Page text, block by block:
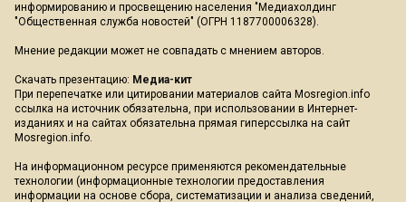
информированию и просвещению населения "Медиахолдинг
"Общественная служба новостей" (ОГРН 1187700006328).
Мнение редакции может не совпадать с мнением авторов.
Скачать презентацию: Медиа-кит
При перепечатке или цитировании материалов сайта Mosregion.info
ссылка на источник обязательна, при использовании в Интернет-
изданиях и на сайтах обязательна прямая гиперссылка на сайт
Mosregion.info.
На информационном ресурсе применяются рекомендательные
технологии (информационные технологии предоставления
информации на основе сбора, систематизации и анализа сведений,